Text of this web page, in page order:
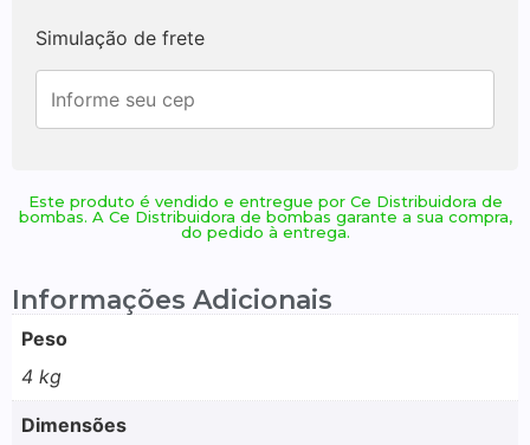
Simulação de frete
Este produto é vendido e entregue por Ce Distribuidora de
bombas. A Ce Distribuidora de bombas garante a sua compra,
do pedido à entrega.
Informações Adicionais
Peso
4 kg
Dimensões